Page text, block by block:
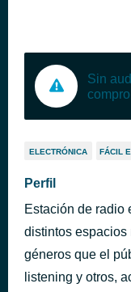
Sin
ELECTRÓNICA FÁCIL
Perfil
Estación de radio
distintos
géneros que el
listening y otros,